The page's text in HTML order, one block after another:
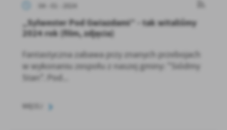
04 - 01 - 2024
„Sylwester Pod Gwiazdami” - tak witaliśmy
2024 rok (film, zdjęcia)
Fantastyczna zabawa przy znanych przebojach
w wykonaniu zespołu z naszej gminy: "Siódmy
Stan". Pod...